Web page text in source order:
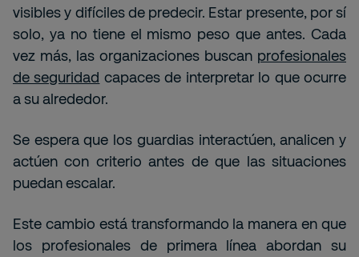
visibles y difíciles de predecir. Estar presente, por sí
solo, ya no tiene el mismo peso que antes. Cada
vez más, las organizaciones buscan profesionales
de seguridad capaces de interpretar lo que ocurre
a su alrededor.
Se espera que los guardias interactúen, analicen y
actúen con criterio antes de que las situaciones
puedan escalar.
Este cambio está transformando la manera en que
los profesionales de primera línea abordan su